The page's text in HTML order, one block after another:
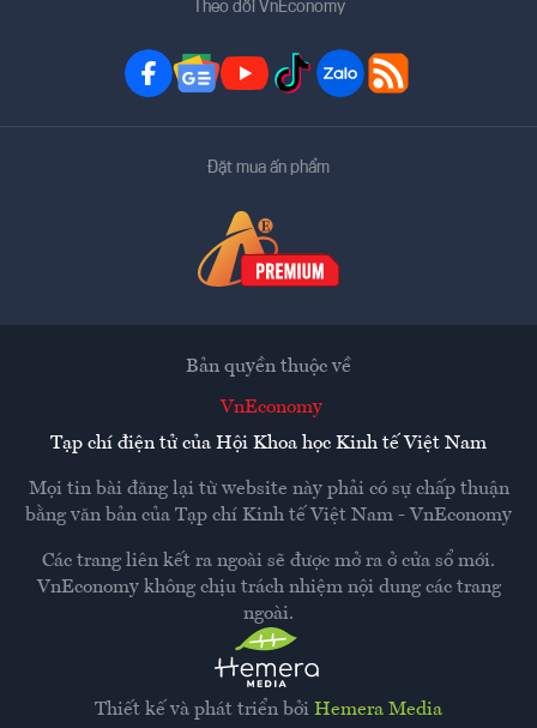
Theo dõi VnEconomy
Đặt mua ấn phẩm
Thiết kế và phát triển bởi Hemera Media
Bản quyền thuộc về
VnEconomy
Tạp chí điện tử của Hội Khoa học Kinh tế Việt Nam
Mọi tin bài đăng lại từ website này phải có sự chấp thuận
bằng văn bản của Tạp chí Kinh tế Việt Nam - VnEconomy
Các trang liên kết ra ngoài sẽ được mở ra ở cửa sổ mới.
VnEconomy không chịu trách nhiệm nội dung các trang
ngoài.